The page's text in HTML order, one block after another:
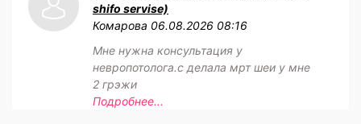
shifo servise)
Комарова 06.08.2026 08:16
Мне нужна консультация у
невропотолога.с делала мрт шеи у мне
2 грэжи
Подробнее...